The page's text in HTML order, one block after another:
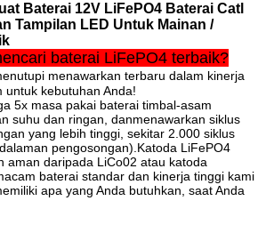
Baterai 12V LiFePO4 Baterai Catl
Tampilan LED Untuk Mainan /
baterai LiFePO4 terbaik?
menawarkan terbaru dalam kinerja
untuk kebutuhan Anda!
5x masa pakai baterai timbal-asam
suhu dan ringan, danmenawarkan siklus
yang lebih tinggi, sekitar 2.000 siklus
pengosongan).Katoda LiFePO4
aman daripada LiCo02 atau katoda
baterai standar dan kinerja tinggi kami
apa yang Anda butuhkan, saat Anda